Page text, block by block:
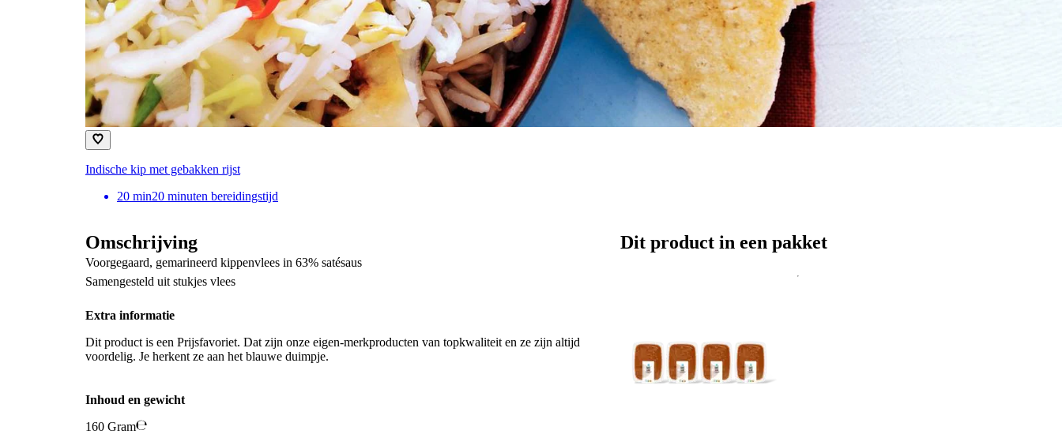
Indische kip met gebakken rijst
20 min20 minuten bereidingstijd
Omschrijving
Voorgegaard, gemarineerd kippenvlees in 63% satésaus
Samengesteld uit stukjes vlees
Extra informatie
Dit product is een Prijsfavoriet. Dat zijn onze eigen-merkproducten van topkwaliteit en ze zijn altijd
voordelig. Je herkent ze aan het blauwe duimpje.
Inhoud en gewicht
160 Gram
Dit product in een pakket